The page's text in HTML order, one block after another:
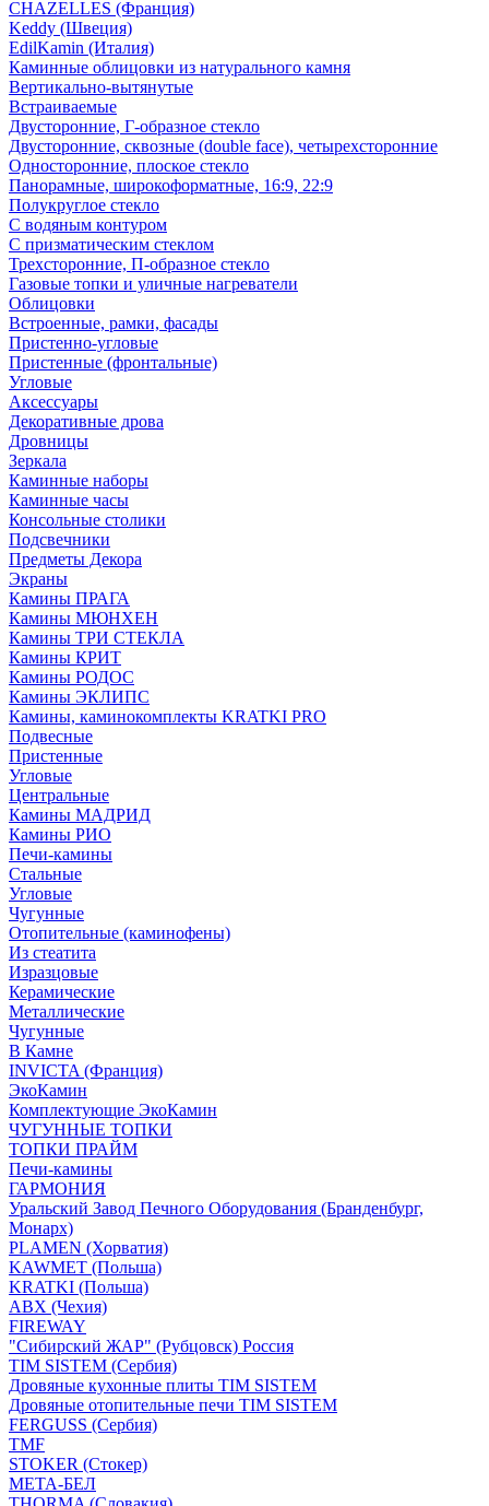
CHAZELLES (Франция)
Keddy (Швеция)
EdilKamin (Италия)
Каминные облицовки из натурального камня
Вертикально-вытянутые
Встраиваемые
Двусторонние, Г-образное стекло
Двусторонние, сквозные (double face), четырехсторонние
Односторонние, плоское стекло
Панорамные, широкоформатные, 16:9, 22:9
Полукруглое стекло
С водяным контуром
С призматическим стеклом
Трехсторонние, П-образное стекло
Газовые топки и уличные нагреватели
Облицовки
Встроенные, рамки, фасады
Пристенно-угловые
Пристенные (фронтальные)
Угловые
Аксессуары
Декоративные дрова
Дровницы
Зеркала
Каминные наборы
Каминные часы
Консольные столики
Подсвечники
Предметы Декора
Экраны
Камины ПРАГА
Камины МЮНХЕН
Камины ТРИ СТЕКЛА
Камины КРИТ
Камины РОДОС
Камины ЭКЛИПС
Камины, каминокомплекты KRATKI PRO
Подвесные
Пристенные
Угловые
Центральные
Камины МАДРИД
Камины РИО
Печи-камины
Стальные
Угловые
Чугунные
Отопительные (каминофены)
Из стеатита
Изразцовые
Керамические
Металлические
Чугунные
В Камне
INVICTA (Франция)
ЭкоКамин
Комплектующие ЭкоКамин
ЧУГУННЫЕ ТОПКИ
ТОПКИ ПРАЙМ
Печи-камины
ГАРМОНИЯ
Уральский Завод Печного Оборудования (Бранденбург,
Монарх)
PLAMEN (Хорватия)
KAWMET (Польша)
KRATKI (Польша)
ABX (Чехия)
FIREWAY
"Сибирский ЖАР" (Рубцовск) Россия
TIM SISTEM (Сербия)
Дровяные кухонные плиты TIM SISTEM
Дровяные отопительные печи TIM SISTEM
FERGUSS (Сербия)
TMF
STOKER (Стокер)
МЕТА-БЕЛ